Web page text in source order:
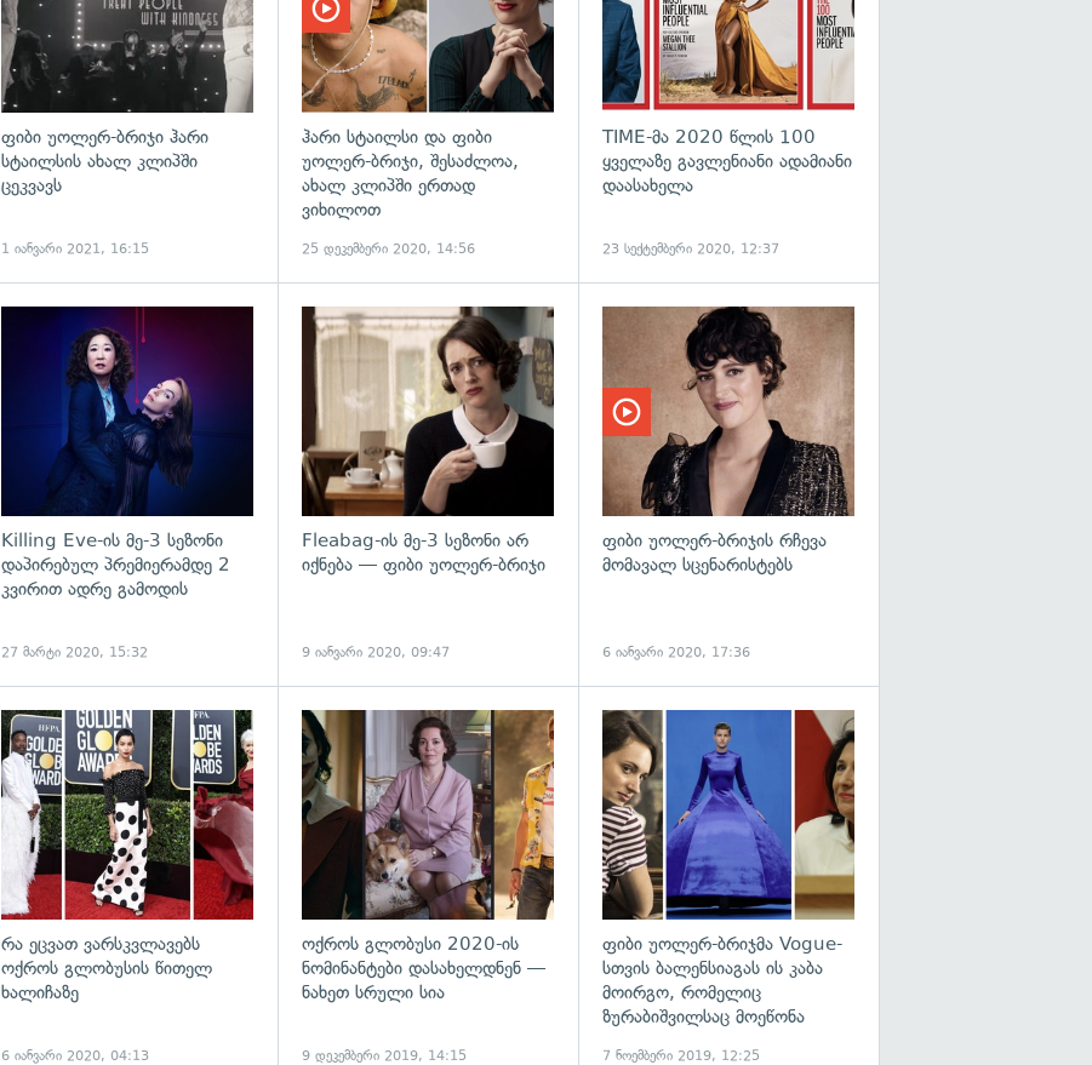
ფიბი უოლერ-ბრიჯი ჰარი
სტაილსის ახალ კლიპში
ცეკვავს
1 იანვარი 2021, 16:15
ჰარი სტაილსი და ფიბი
უოლერ-ბრიჯი, შესაძლოა,
ახალ კლიპში ერთად
ვიხილოთ
25 დეკემბერი 2020, 14:56
TIME-მა 2020 წლის 100
ყველაზე გავლენიანი ადამიანი
დაასახელა
23 სექტემბერი 2020, 12:37
გადახედვა
Killing Eve-ის მე-3 სეზონი
დაპირებულ პრემიერამდე 2
კვირით ადრე გამოდის
27 მარტი 2020, 15:32
Fleabag-ის მე-3 სეზონი არ
იქნება — ფიბი უოლერ-ბრიჯი
9 იანვარი 2020, 09:47
ფიბი უოლერ-ბრიჯის რჩევა
მომავალ სცენარისტებს
6 იანვარი 2020, 17:36
რა ეცვათ ვარსკვლავებს
ოქროს გლობუსის წითელ
ხალიჩაზე
6 იანვარი 2020, 04:13
გადახედვა
ოქროს გლობუსი 2020-ის
ნომინანტები დასახელდნენ —
ნახეთ სრული სია
9 დეკემბერი 2019, 14:15
ფიბი უოლერ-ბრიჯმა Vogue-
სთვის ბალენსიაგას ის კაბა
მოირგო, რომელიც
ზურაბიშვილსაც მოეწონა
7 ნოემბერი 2019, 12:25